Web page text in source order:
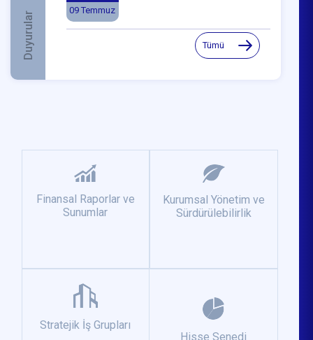
Duyurular 09 Temmuz
Tümü
Finansal Raporlar ve
Sunumlar
Kurumsal Yönetim ve
Sürdürülebilirlik
Stratejik İş Grupları
Hisse Senedi